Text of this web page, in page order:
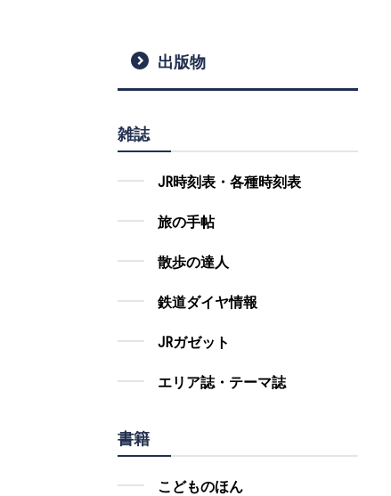
出版物
雑誌
JR時刻表・各種時刻表
旅の手帖
散歩の達人
鉄道ダイヤ情報
JRガゼット
エリア誌・テーマ誌
書籍
こどものほん